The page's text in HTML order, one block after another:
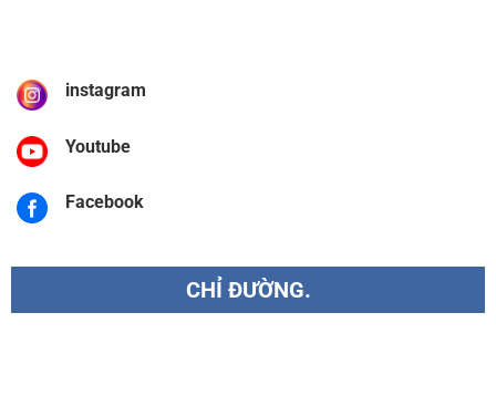
instagram
Youtube
Facebook
CHỈ ĐƯỜNG.